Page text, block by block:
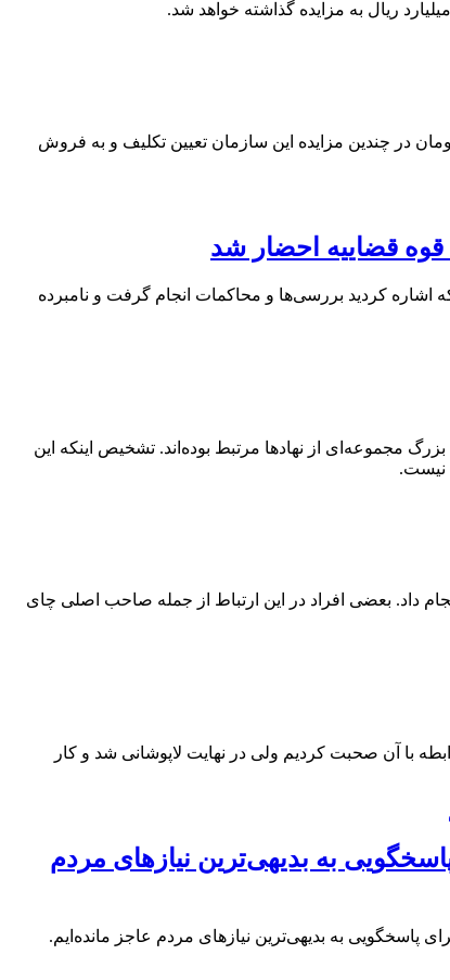
اموال منقول سازمان جمع‌آوری و فروش اموال تملیکی گفت: بیش از پنج هزار تن چای دبش به ارزش ۷۰۰ میلیون تومان در چندین مزایده این سازمان تعیین تکلیف و به فروش
قضاییه احضار شد
اشاره کردید بررسی‌ها و محاکمات انجام گرفت و نامبرده
مجموعه‌ای از نهادها مرتبط بوده‌اند. تشخیص اینکه این
نیست.
داد. بعضی افراد در این ارتباط از جمله صاحب اصلی چای
با آن صحبت کردیم ولی در نهایت لاپوشانی شد و کار
به بدیهی‌ترین نیازهای مردم
به بدیهی‌ترین نیازهای مردم عاجز مانده‌ایم.